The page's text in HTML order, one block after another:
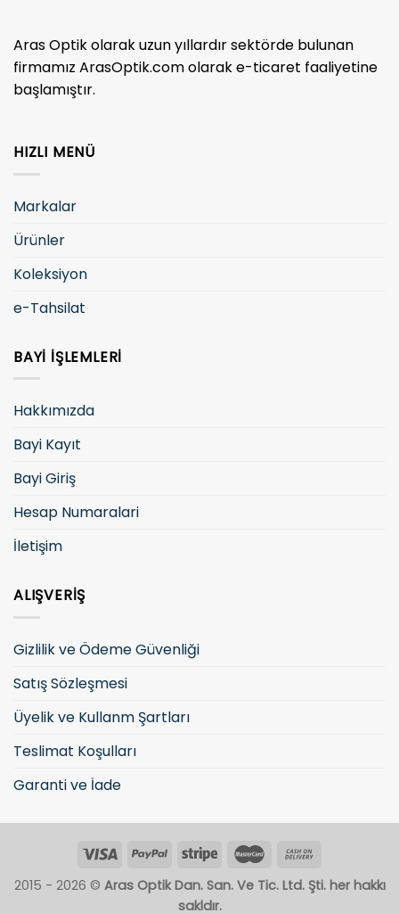
Aras Optik olarak uzun yıllardır sektörde bulunan
firmamız ArasOptik.com olarak e-ticaret faaliyetine
başlamıştır.
HIZLI MENÜ
Markalar
Ürünler
Koleksiyon
e-Tahsilat
BAYI İŞLEMLERI
Hakkımızda
Bayi Kayıt
Bayi Giriş
Hesap Numaralari
İletişim
ALIŞVERIŞ
Gizlilik ve Ödeme Güvenliği
Satış Sözleşmesi
Üyelik ve Kullanm Şartları
Teslimat Koşulları
Garanti ve İade
2015 - 2026 © Aras Optik Dan. San. Ve Tic. Ltd. Şti. her hakkı
sakldır.